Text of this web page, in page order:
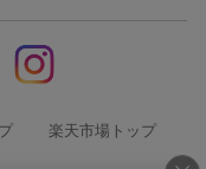
楽天市場トップ